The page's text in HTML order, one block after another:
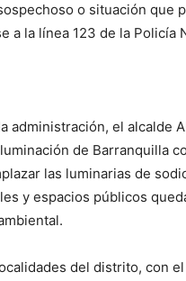
o situación que
a la línea 123 de la Policía
administración, el alcalde
de Barranquilla
las luminarias de
y espacios públicos
del distrito, con